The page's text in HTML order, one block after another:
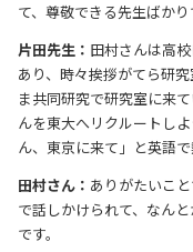
て、尊敬できる先生ばかり
片田先生： 田村さんは高
あり、時々挨拶がてら研
ま共同研究で研究室に来
んを東大へリクルートし
ん、東京に来て」と英語
田村さん： ありがたいこ
で話しかけられて、なん
です。